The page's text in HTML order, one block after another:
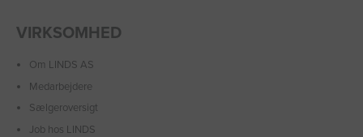
VIRKSOMHED
Om LINDS AS
Medarbejdere
Sælgeroversigt
Job hos LINDS